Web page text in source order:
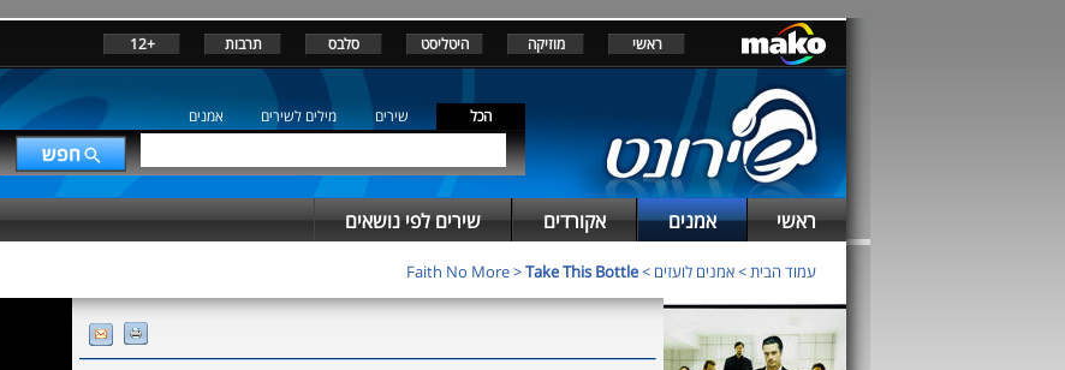
ראשי מוזיקה היטליסט סלבס תרבות +12
הכל שירים מילים לשירים אמנים
ראשי אמנים אקורדים שירים לפי נושאים
עמוד הבית>אמנים לועזים >
Faith No More>Take This Bottle